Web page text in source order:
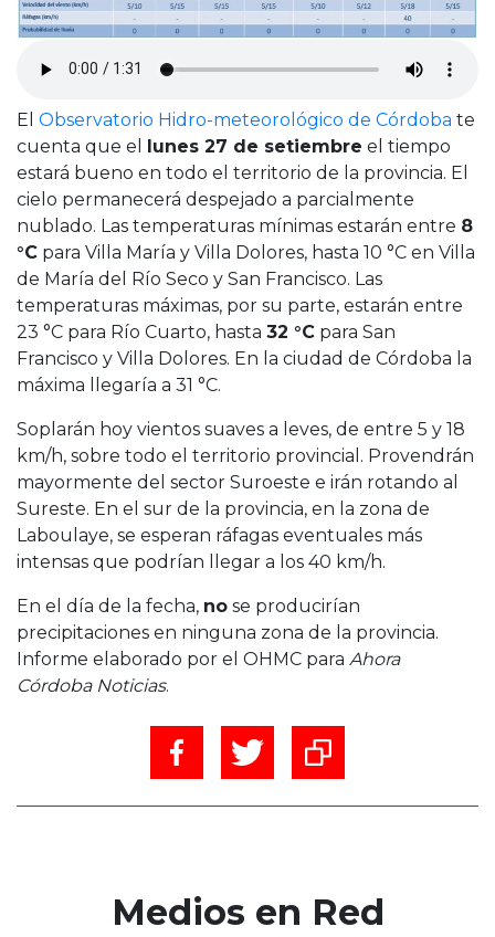
Cruz del Eje
Corredor de Ansenuza
La Carlota y zona
Bell Ville
Río Tercero
Despeñaderos
El Observatorio Hidro-meteorológico de Córdoba te
cuenta que el lunes 27 de setiembre el tiempo
estará bueno en todo el territorio de la provincia. El
cielo permanecerá despejado a parcialmente
nublado. Las temperaturas mínimas estarán entre 8
°C para Villa María y Villa Dolores, hasta 10 °C en Villa
de María del Río Seco y San Francisco. Las
temperaturas máximas, por su parte, estarán entre
23 °C para Río Cuarto, hasta 32 °C para San
Francisco y Villa Dolores. En la ciudad de Córdoba la
máxima llegaría a 31 °C.
Soplarán hoy vientos suaves a leves, de entre 5 y 18
km/h, sobre todo el territorio provincial. Provendrán
mayormente del sector Suroeste e irán rotando al
Sureste. En el sur de la provincia, en la zona de
Laboulaye, se esperan ráfagas eventuales más
intensas que podrían llegar a los 40 km/h.
En el día de la fecha, no se producirían
precipitaciones en ninguna zona de la provincia.
Informe elaborado por el OHMC para Ahora
Córdoba Noticias.
Medios en Red